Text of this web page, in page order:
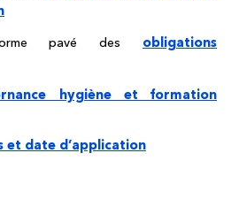
pavé des obligations
hygiène et formation
et date d’application